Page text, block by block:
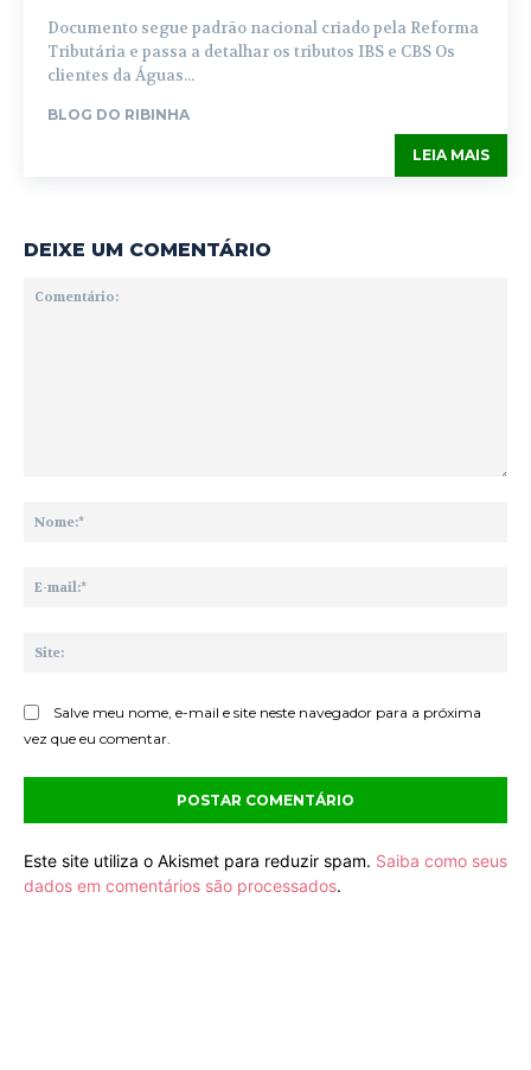
Documento segue padrão nacional criado pela Reforma
Tributária e passa a detalhar os tributos IBS e CBS Os
clientes da Águas...
BLOG DO RIBINHA
LEIA MAIS
DEIXE UM COMENTÁRIO
Salve meu nome, e-mail e site neste navegador para a próxima
vez que eu comentar.
Este site utiliza o Akismet para reduzir spam. Saiba como seus
dados em comentários são processados.